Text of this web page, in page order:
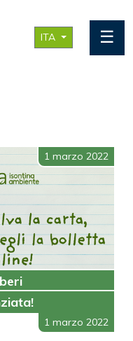
ITA ☰
1 marzo 2022
1 marzo 2022